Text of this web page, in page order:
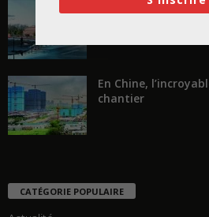
« Transformer
En Chine,
chantier
CATÉGORIE POPULAIRE